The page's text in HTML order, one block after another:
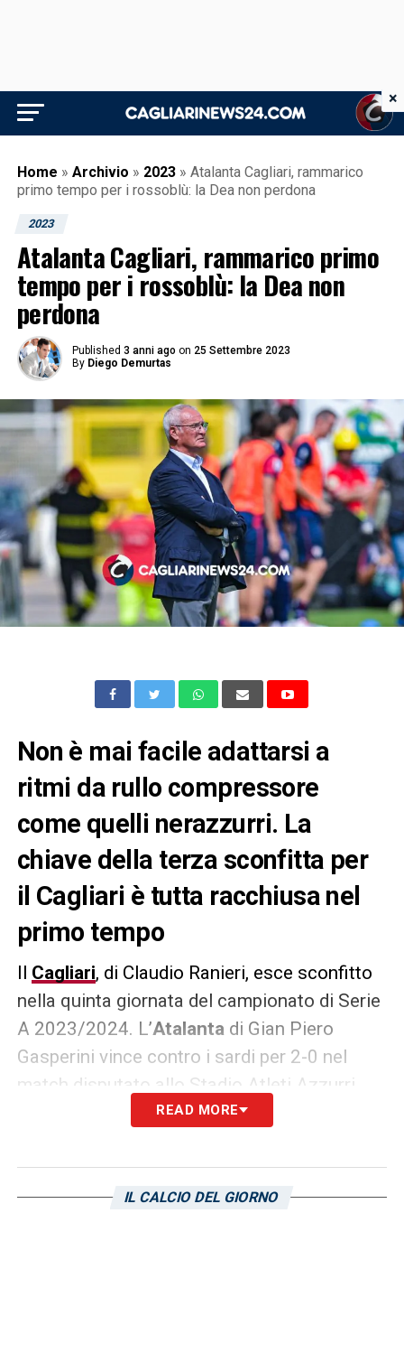
Home » Archivio » 2023 » Atalanta Cagliari, rammarico
primo tempo per i rossoblù: la Dea non perdona
2023
Atalanta Cagliari, rammarico primo
tempo per i rossoblù: la Dea non
perdona
Published 3 anni ago on 25 Settembre 2023
By Diego Demurtas
Non è mai facile adattarsi a
ritmi da rullo compressore
come quelli nerazzurri. La
chiave della terza sconfitta per
il Cagliari è tutta racchiusa nel
primo tempo
Il Cagliari, di Claudio Ranieri, esce sconfitto
nella quinta giornata del campionato di Serie
A 2023/2024. L’Atalanta di Gian Piero
Gasperini vince contro i sardi per 2-0 nel
match disputato allo Stadio Atleti Azzurri
d’Italia, a Bergamo. Come riportato da
settembre, non è mai facile adattarsi a ritmi
da rullo compressore come quelli nerazzurri.
READ MORE
IL CALCIO DEL GIORNO
×